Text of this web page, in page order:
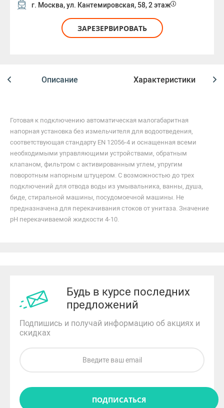
г. Москва, ул. Кантемировская, 58, 2 этаж
ЗАРЕЗЕРВИРОВАТЬ
Описание Характеристики
Готовая к подключению автоматическая малогабаритная
напорная установка без измельчителя для водоотведения,
соответствующая стандарту EN 12056-4 и оснащенная всеми
необходимыми управляющими устройствами, обратным
клапаном, фильтром с активированным углем, упругим
поворотным напорным штуцером. С возможностью до трех
подключений для отвода воды из умывальника, ванны, душа,
биде, стиральной машины, посудомоечной машины. Не
предназначена для перекачивания стоков от унитаза. Значение
рН перекачиваемой жидкости 4-10.
Будь в курсе последних
предложений
Подпишись и получай информацию об акциях и
скидках
ПОДПИСАТЬСЯ